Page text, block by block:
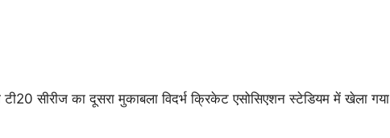
सीरीज का दूसरा मुकाबला विदर्भ क्रिकेट एसोसिएशन स्टेडियम में खेला गया